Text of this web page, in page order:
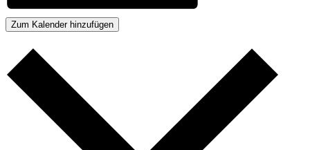
Zum Kalender hinzufügen